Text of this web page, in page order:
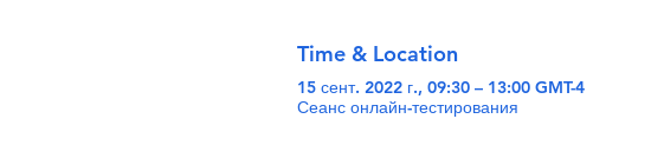
Time & Location
15 сент. 2022 г., 09:30 – 13:00 GMT-4
Сеанс онлайн-тестирования